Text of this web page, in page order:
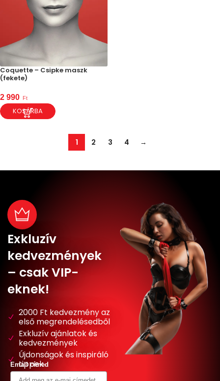
Coquette – Csipke maszk
(fekete)
2 990 Ft
KOSÁRBA
1 2 3 4 →
Exkluzív
kedvezmények
– csak VIP-
eknek!
2000 Ft kedvezmény az
első megrendelésedből
Exkluzív ajánlatok és
kedvezmények
Újdonságok és inspiráló
tippek
Email címed